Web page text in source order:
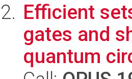
Efficient
gates and
quantum